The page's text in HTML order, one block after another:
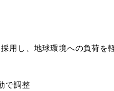
用し、地球環境への負荷を
で調整